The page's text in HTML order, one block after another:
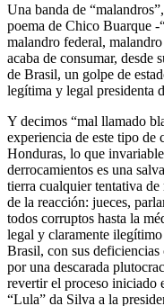
Una banda de
poema de Chico Buarque
malandro federal,
acaba de consumar, desde
de Brasil, un golpe de
legítima y legal presidenta
Y decimos “mal llamado
experiencia de este tipo de
Honduras, lo que
derrocamientos es una
tierra cualquier tentativa
de la reacción: jueces,
todos corruptos hasta la
legal y claramente
Brasil, con sus
por una descarada
revertir el proceso iniciado
“Lula” da Silva a la